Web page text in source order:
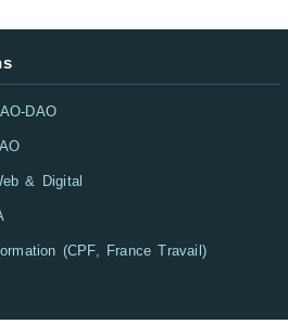
DAO
& Digital
(CPF, France Travail)